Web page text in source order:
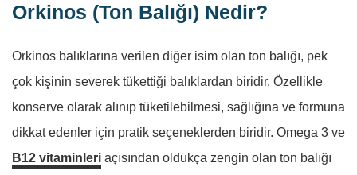
Orkinos (Ton Balığı) Nedir?
Orkinos balıklarına verilen diğer isim olan ton balığı, pek
çok kişinin severek tükettiği balıklardan biridir. Özellikle
konserve olarak alınıp tüketilebilmesi, sağlığına ve formuna
dikkat edenler için pratik seçeneklerden biridir. Omega 3 ve
B12 vitaminleri açısından oldukça zengin olan ton balığı